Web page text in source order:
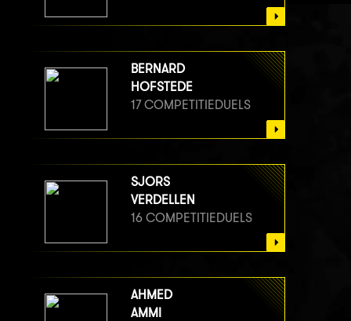
BERNARD
HOFSTEDE
17 COMPETITIEDUELS
SJORS
VERDELLEN
16 COMPETITIEDUELS
AHMED
AMMI